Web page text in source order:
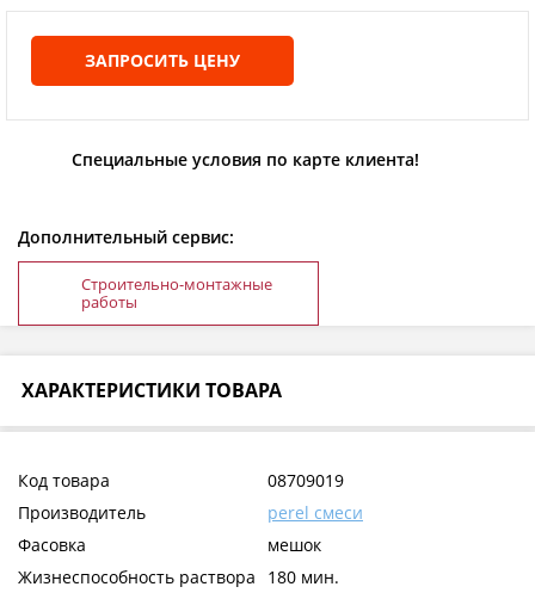
ЗАПРОСИТЬ ЦЕНУ
Специальные условия по карте клиента!
Дополнительный сервис:
Строительно-монтажные
работы
ХАРАКТЕРИСТИКИ ТОВАРА
Код товара
08709019
Производитель
perel смеси
Фасовка
мешок
Жизнеспособность раствора
180 мин.